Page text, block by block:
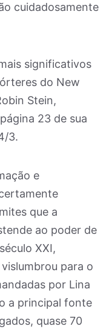
cuidadosamente
significativos
do New
Stein,
23 de sua
3.
e
que a
ao poder de
XXI,
para o
por Lina
a principal fonte
quase 70